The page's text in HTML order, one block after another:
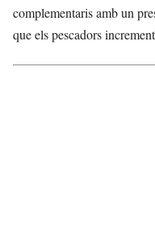
complementaris amb un
que els pescadors